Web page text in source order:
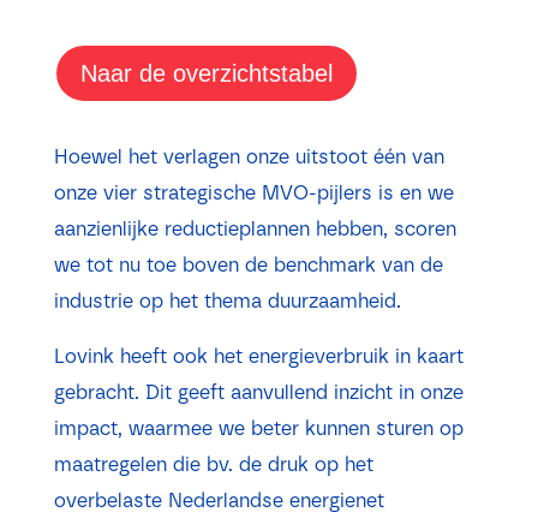
Naar de overzichtstabel
Hoewel het verlagen onze uitstoot één van
onze vier strategische MVO-pijlers is en we
aanzienlijke reductieplannen hebben, scoren
we tot nu toe boven de benchmark van de
industrie op het thema duurzaamheid.
Lovink heeft ook het energieverbruik in kaart
gebracht. Dit geeft aanvullend inzicht in onze
impact, waarmee we beter kunnen sturen op
maatregelen die bv. de druk op het
overbelaste Nederlandse energienet